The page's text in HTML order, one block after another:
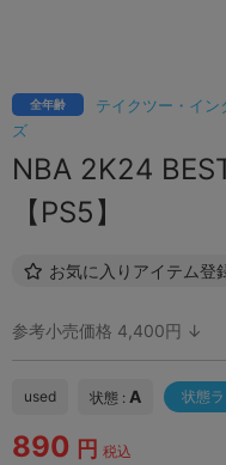
テイクツー・イン
ズ
全年齢
NBA 2K24
【PS5】
お気に入りアイテム登
参考小売価格 4,400円 ↓
used 状態 : A 状態
890 円 税込